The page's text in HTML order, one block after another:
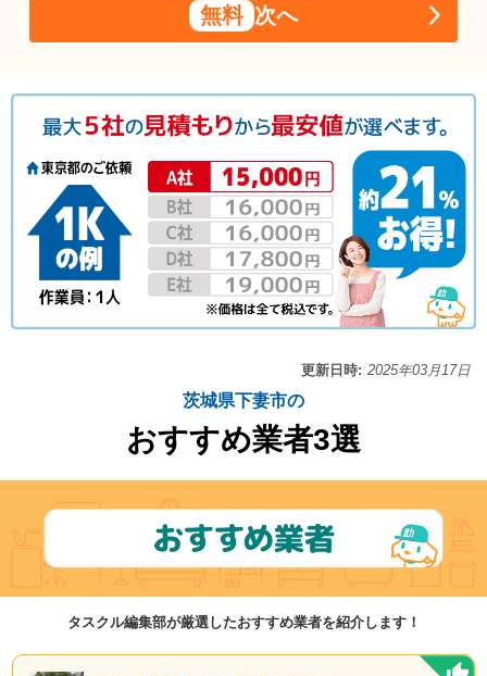
無料 次へ
更新日時: 2025年03月17日
茨城県下妻市の
おすすめ業者3選
タスクル編集部が厳選したおすすめ業者を紹介します！